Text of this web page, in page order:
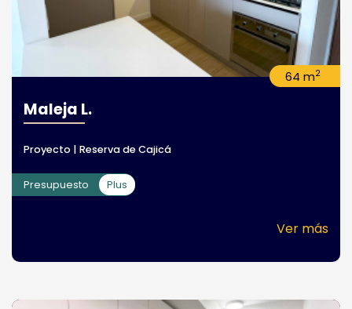
64 m2
Maleja L.
Proyecto | Reserva de Cajicá
Presupuesto Plus
Ver más